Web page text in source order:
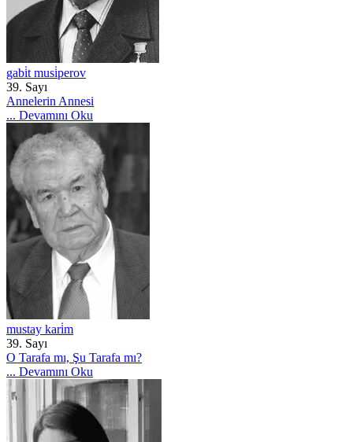
gabi̇t musi̇perov
39. Sayı
Annelerin Annesi
... Devamını Oku
mustay kari̇m
39. Sayı
O Tarafa mı, Şu Tarafa mı?
... Devamını Oku